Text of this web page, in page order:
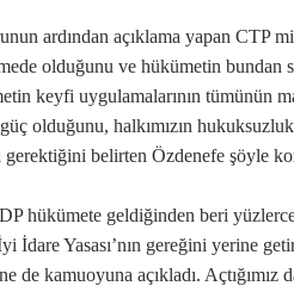
ardından açıklama yapan CTP
olduğunu ve hükümetin bundan
keyfi uygulamalarının tümünün
olduğunu, halkımızın
gerektiğini belirten Özdenefe şöyle
hükümete geldiğinden beri
İdare Yasası’nın gereğini yerine
de kamuoyuna açıkladı.